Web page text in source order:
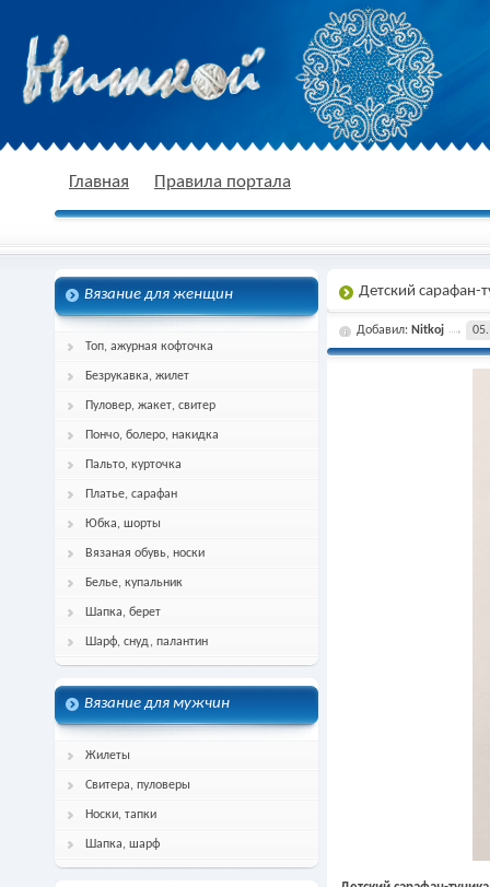
спицами, схема и описание
Главная Правила портала
Вязание для женщин
Топ, ажурная кофточка
Безрукавка, жилет
Пуловер, жакет, свитер
Пончо, болеро, накидка
Пальто, курточка
Платье, сарафан
Юбка, шорты
Вязаная обувь, носки
Белье, купальник
Шапка, берет
Шарф, снуд, палантин
Вязание для мужчин
Жилеты
Свитера, пуловеры
Носки, тапки
Шапка, шарф
Детский сарафан-
Добавил: Nitkoj